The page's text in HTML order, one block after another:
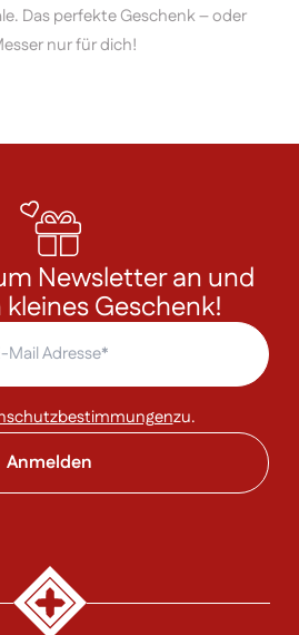
Das perfekte Geschenk – oder
nur für dich!
Newsletter an und
Geschenk!
zu.